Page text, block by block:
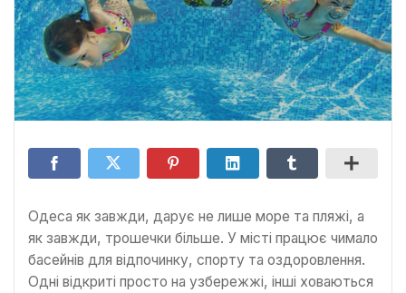
Одеса як завжди, дарує не лише море та пляжі, а
як завжди, трошечки більше. У місті працює чимало
басейнів для відпочинку, спорту та оздоровлення.
Одні відкриті просто на узбережжі, інші ховаються